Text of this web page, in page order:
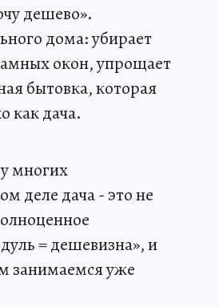
дешево».
дома: убирает
окон, упрощает
бытовка, которая
как дача.
многих
деле дача - это не
= дешевизна», и
занимаемся уже